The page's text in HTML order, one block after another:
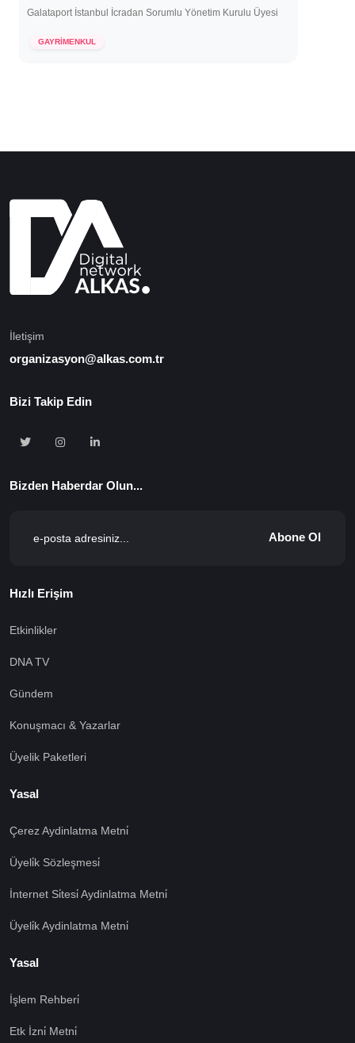
Galataport İstanbul İcradan Sorumlu Yönetim Kurulu Üyesi
GAYRİMENKUL
İletişim
organizasyon@alkas.com.tr
Bizi Takip Edin
Bizden Haberdar Olun...
Abone Ol
Hızlı Erişim
Etkinlikler
DNA TV
Gündem
Konuşmacı & Yazarlar
Üyelik Paketleri
Yasal
Çerez Aydinlatma Metni̇
Üyeli̇k Sözleşmesi̇
İnternet Si̇tesi̇ Aydinlatma Metni̇
Üyeli̇k Aydinlatma Metni̇
Yasal
İşlem Rehberi̇
Etk İzni̇ Metni̇